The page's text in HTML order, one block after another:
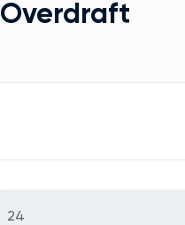
Overdraft
24